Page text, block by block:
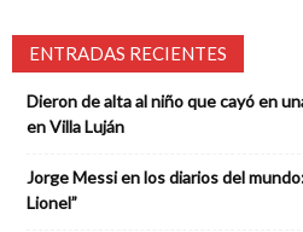
ENTRADAS RECIENTES
Dieron de alta al niño que cayó en
en Villa Luján
Jorge Messi en los diarios del
Lionel”